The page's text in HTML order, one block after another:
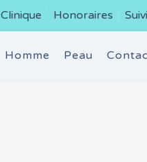
Clinique Honoraires
Homme Peau